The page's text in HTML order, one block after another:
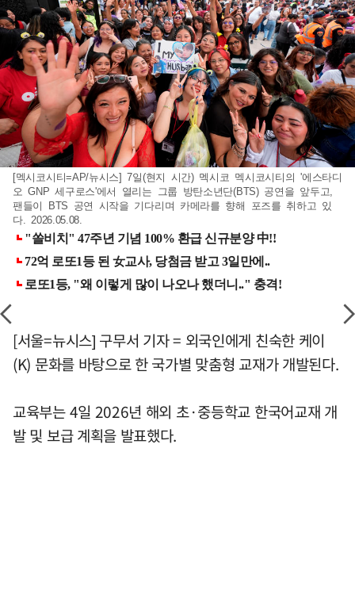
[멕시코시티=AP/뉴시스] 7일(현지 시간) 멕시코 멕시코시티의 '에스타디
오 GNP 세구로스'에서 열리는 그룹 방탄소년단(BTS) 공연을 앞두고,
팬들이 BTS 공연 시작을 기다리며 카메라를 향해 포즈를 취하고 있
다. 2026.05.08.
[서울=뉴시스] 구무서 기자 = 외국인에게 친숙한 케이
(K) 문화를 바탕으로 한 국가별 맞춤형 교재가 개발된다.
교육부는 4일 2026년 해외 초·중등학교 한국어교재 개
발 및 보급 계획을 발표했다.